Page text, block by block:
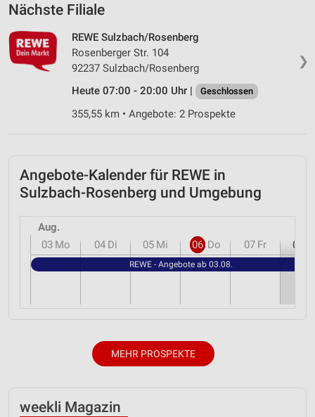
Nächste Filiale
❯
REWE Sulzbach/Rosenberg
Rosenberger Str. 104
92237 Sulzbach/Rosenberg
Heute 07:00 - 20:00 Uhr |
Geschlossen
355,55 km • Angebote: 2 Prospekte
Angebote-Kalender für REWE in
Sulzbach-Rosenberg und Umgebung
Aug.
03 Mo 04 Di 05 Mi 06 Do 07 Fr 08
REWE - Angebote ab 03.08.
MEHR PROSPEKTE
weekli Magazin